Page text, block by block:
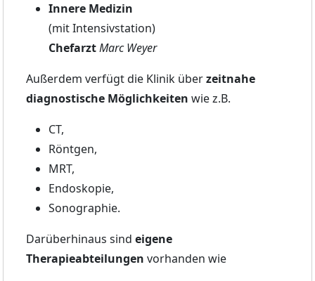
Innere Medizin
(mit Intensivstation)
ChefarztMarc Weyer
Außerdem verfügt die Klinik überzeitnahe
diagnostische Möglichkeiten wie z.B.
CT,
Röntgen,
MRT,
Endoskopie,
Sonographie.
Darüberhinaus sind eigene
Therapieabteilungen vorhanden wie